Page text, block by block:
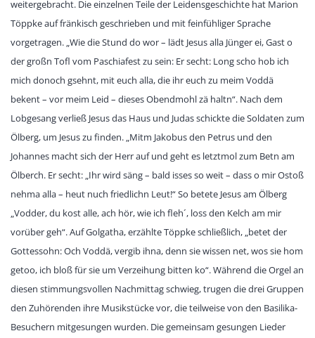
weitergebracht. Die einzelnen Teile der Leidensgeschichte hat Marion
Töppke auf fränkisch geschrieben und mit feinfühliger Sprache
vorgetragen. „Wie die Stund do wor – lädt Jesus alla Jünger ei, Gast o
der großn Tofl vom Paschiafest zu sein: Er secht: Long scho hob ich
mich donoch gsehnt, mit euch alla, die ihr euch zu meim Voddä
bekent – vor meim Leid – dieses Obendmohl zä haltn“. Nach dem
Lobgesang verließ Jesus das Haus und Judas schickte die Soldaten zum
Ölberg, um Jesus zu finden. „Mitm Jakobus den Petrus und den
Johannes macht sich der Herr auf und geht es letztmol zum Betn am
Ölberch. Er secht: „Ihr wird säng – bald isses so weit – dass o mir Ostoß
nehma alla – heut nuch friedlichn Leut!“ So betete Jesus am Ölberg
„Vodder, du kost alle, ach hör, wie ich fleh´, loss den Kelch am mir
vorüber geh“. Auf Golgatha, erzählte Töppke schließlich, „betet der
Gottessohn: Och Voddä, vergib ihna, denn sie wissen net, wos sie hom
getoo, ich bloß für sie um Verzeihung bitten ko“. Während die Orgel an
diesen stimmungsvollen Nachmittag schwieg, trugen die drei Gruppen
den Zuhörenden ihre Musikstücke vor, die teilweise von den Basilika-
Besuchern mitgesungen wurden. Die gemeinsam gesungen Lieder